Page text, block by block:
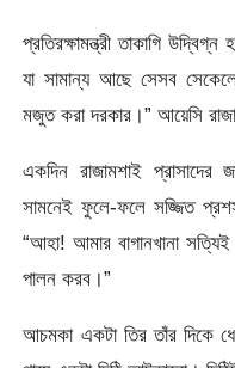
প্রতিরক্ষামন্ত্রী তাকাগি
যা সামান্য আছে সেসব
মজুত করা দরকার।” আয়েসি
একদিন রাজামশাই প্রাসাদের
সামনেই ফুলে-ফলে সজ্জিত
“আহা! আমার বাগানখানা
পালন করব।”
আচমকা একটা তির তাঁর দিকে